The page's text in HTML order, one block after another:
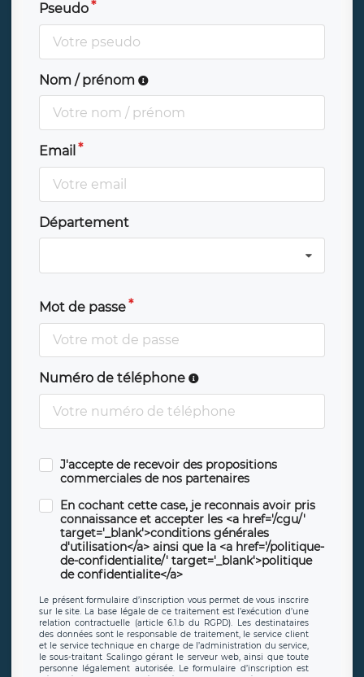
Pseudo
Nom / prénom
Email
Département
Mot de passe
Numéro de téléphone
J'accepte de recevoir des propositions
commerciales de nos partenaires
En cochant cette case, je reconnais avoir pris
connaissance et accepter les <a href='/cgu/'
target='_blank'>conditions générales
d'utilisation</a> ainsi que la <a href='/politique-
de-confidentialite/' target='_blank'>politique
de confidentialite</a>
Le présent formulaire d’inscription vous permet de vous inscrire
sur le site. La base légale de ce traitement est l’exécution d’une
relation contractuelle (article 6.1.b du RGPD). Les destinataires
des données sont le responsable de traitement, le service client
et le service technique en charge de l’administration du service,
le sous-traitant Scalingo gérant le serveur web, ainsi que toute
personne légalement autorisée. Le formulaire d’inscription est